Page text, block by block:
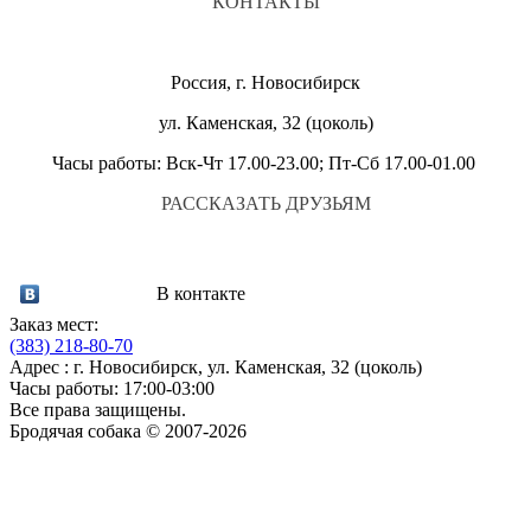
Россия, г. Новосибирск
ул. Каменская, 32 (цоколь)
Часы работы: Вск-Чт 17.00-23.00; Пт-Сб 17.00-01.00
РАССКАЗАТЬ ДРУЗЬЯМ
В контакте
Заказ мест:
(383) 218-80-70
Адрес : г. Новосибирск, ул. Каменская, 32 (цоколь)
Часы работы: 17:00-03:00
Все права защищены.
Бродячая собака © 2007-2026